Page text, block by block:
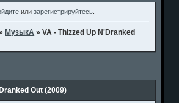
или зарегистрируйтесь.
МузыкА »VA - Thizzed Up N'Dranked
Out (2009)